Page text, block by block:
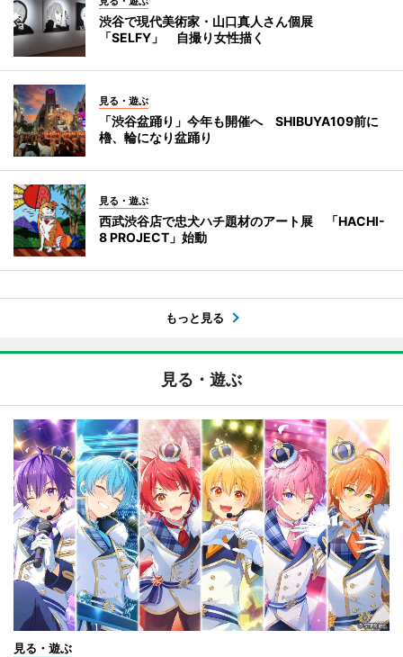
渋谷で現代美術家・山口真人さん個展
「SELFY」 自撮り女性描く
見る・遊ぶ
「渋谷盆踊り」今年も開催へ SHIBUYA109前に
櫓、輪になり盆踊り
見る・遊ぶ
西武渋谷店で忠犬ハチ題材のアート展 「HACHI-
8 PROJECT」始動
もっと見る
見る・遊ぶ
見る・遊ぶ